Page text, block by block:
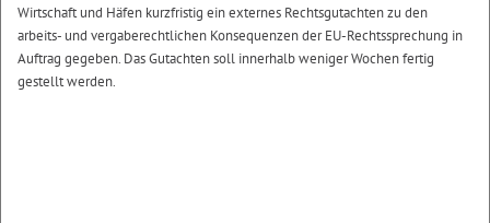
Wirtschaft und Häfen kurzfristig ein externes Rechtsgutachten zu den
arbeits- und vergaberechtlichen Konsequenzen der EU-Rechtssprechung in
Auftrag gegeben. Das Gutachten soll innerhalb weniger Wochen fertig
gestellt werden.